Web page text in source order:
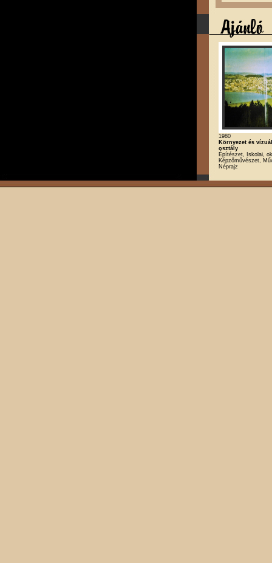
1980
Környezet és
osztály
Építészet, Iskolai,
Képzőművészet,
Néprajz